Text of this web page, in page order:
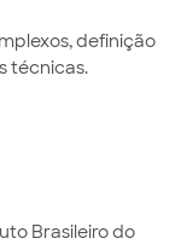
definição
técnicas.
Brasileiro do